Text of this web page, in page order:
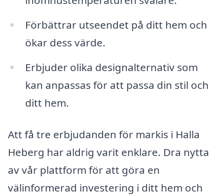
Förbättrar utseendet på ditt hem och
ökar dess värde.
Erbjuder olika designalternativ som
kan anpassas för att passa din stil och
ditt hem.
Att få tre erbjudanden för markis i Halla
Heberg har aldrig varit enklare. Dra nytta
av vår plattform för att göra en
välinformerad investering i ditt hem och